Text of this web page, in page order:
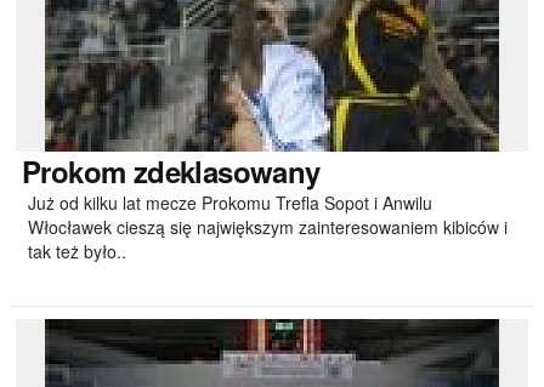
Prokom zdeklasowany
Już od kilku lat mecze Prokomu Trefla Sopot i Anwilu
Włocławek cieszą się największym zainteresowaniem kibiców i
tak też było..